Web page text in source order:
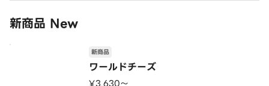
新商品 New
ワールドチーズ
新商品